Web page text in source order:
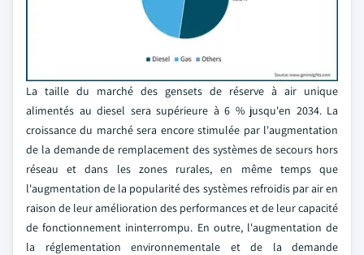
La taille du marché des gensets de réserve à air unique
alimentés au diesel sera supérieure à 6 % jusqu'en 2034. La
croissance du marché sera encore stimulée par l'augmentation
de la demande de remplacement des systèmes de secours hors
réseau et dans les zones rurales, en même temps que
l'augmentation de la popularité des systèmes refroidis par air en
raison de leur amélioration des performances et de leur capacité
de fonctionnement ininterrompu. En outre, l'augmentation de
la réglementation environnementale et de la demande